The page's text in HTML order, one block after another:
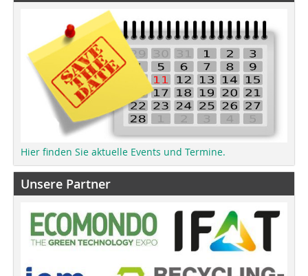
Hier finden Sie aktuelle Events und Termine.
Unsere Partner